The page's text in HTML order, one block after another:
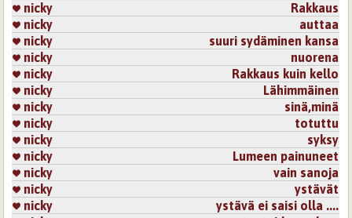
nicky
Rakkaus
nicky
auttaa
nicky
suuri sydäminen kansa
nicky
nuorena
nicky
Rakkaus kuin kello
nicky
Lähimmäinen
nicky
sinä,minä
nicky
totuttu
nicky
syksy
nicky
Lumeen painuneet
nicky
vain sanoja
nicky
ystävät
nicky
ystävä ei saisi olla ....